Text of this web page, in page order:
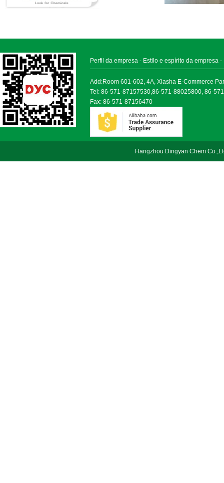
Perfil da empresa - Estilo e espírito da empresa -
Add:Room 601-602, 4A, Xiasha E-Commerce
Tel: 86-571-87157530,86-571-88025800, 86-
Fax: 86-571-87156470
Hangzhou Dingyan Chem